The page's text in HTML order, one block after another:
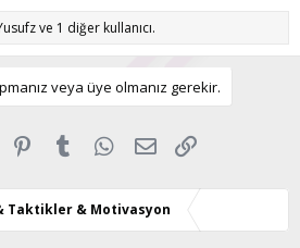
ve 1 diğer kullanıcı.
veya üye olmanız gerekir.
Reddit Pinterest
Tumblr WhatsApp
E-posta
Taktikler & Motivasyon